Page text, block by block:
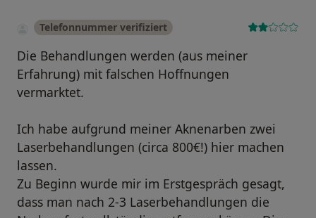
Telefonnummer verifiziert
Die Behandlungen werden (aus meiner
Erfahrung) mit falschen Hoffnungen
vermarktet.
Ich habe aufgrund meiner Aknenarben zwei
Laserbehandlungen (circa 800€!) hier machen
lassen.
Zu Beginn wurde mir im Erstgespräch gesagt,
dass man nach 2-3 Laserbehandlungen die